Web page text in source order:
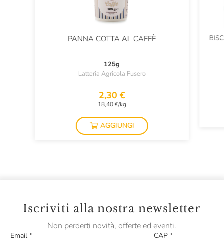
PANNA COTTA AL CAFFÈ
125g
Latteria Agricola Fusero
2,30 €
18,40 €/kg
AGGIUNGI
Iscriviti alla nostra newsletter
Non perderti novità, offerte ed eventi.
Email * CAP *